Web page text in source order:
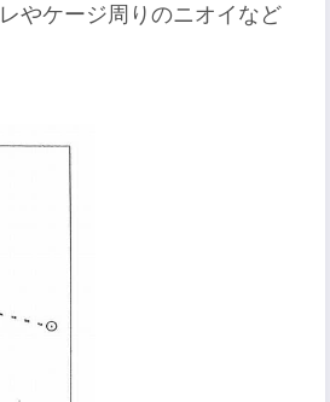
やケージ周りのニオイなど